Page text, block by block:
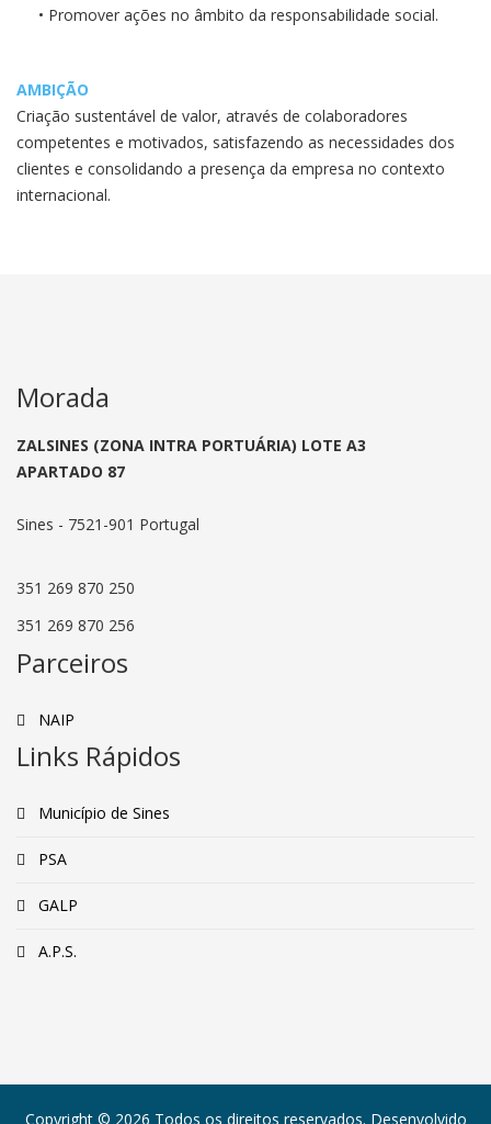
• Promover ações no âmbito da responsabilidade social.
AMBIÇÃO
Criação sustentável de valor, através de colaboradores
competentes e motivados, satisfazendo as necessidades dos
clientes e consolidando a presença da empresa no contexto
internacional.
Morada
ZALSINES (ZONA INTRA PORTUÁRIA) LOTE A3
APARTADO 87
Sines - 7521-901 Portugal
351 269 870 250
351 269 870 256
Parceiros
NAIP
Links Rápidos
Município de Sines
PSA
GALP
A.P.S.
Copyright © 2026 Todos os direitos reservados. Desenvolvido